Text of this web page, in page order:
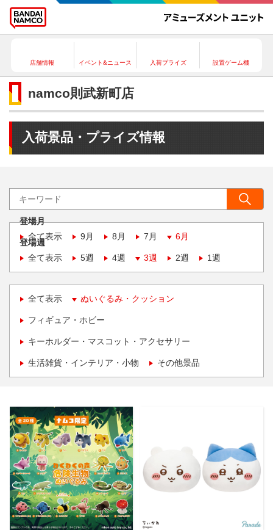
店舗情報 イベント&ニュース 入荷プライズ 設置ゲーム機
namco則武新町店
入荷景品・プライズ情報
登場月
全て表示
9月 8月 7月 6月
登場週
全て表示
5週 4週 3週 2週 1週
全て表示 ぬいぐるみ・クッション
フィギュア・ホビー
キーホルダー・マスコット・アクセサリー
生活雑貨・インテリア・小物 その他景品